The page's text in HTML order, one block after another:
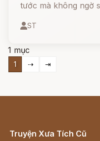
tước mà không ngờ
khiến cả rừng sôi
mang đến tiếng cười
về lòng tự trọng, sự
ST
1 mục
1 ⇢ ⇥
Truyện Xưa Tích Cũ